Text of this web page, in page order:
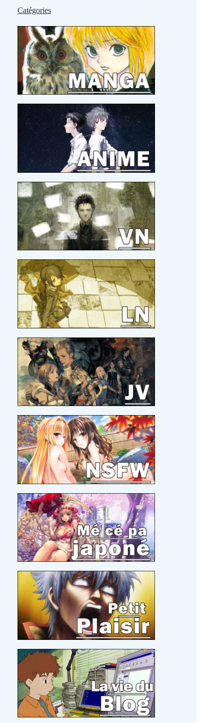
13/07/2026 :
05/07/2026 :Hâte de la réentendre dans quelques
jours à la Japan Expo.
2026/06/27 :Des promotions physiques chez
MangaGamer.
19/06/2026 :Kagami Games qui me régale.
06/06/2026 : J'ai assisté à un live drawing d'Hiro
Mashima !
29/05/2026 :Le roman Les Héros de la Galaxie en
français !?
ligne, c'est pour bientôt.
17/05/2026 :
Beat Valkyrie Ixsealen version
physique et
Umineko Naku, par MG.
14/05/2026 :
Hisano Ai à la Japan Expo 2026 avec
son groupe Akane ! C'est officiel !
10/05/2026 :
Zelda Twillight Princess
en version
ultime !!
03/05/2026 :
Le collègue Legendra, GoldenLeaf, a
publié une review surPier Solar.
bien !
21/04/2026 :Bientôt un nouveau voyage au Japon
pour Amo !
21/04/2026 :MAJ MOI ET MON BLOG
21/04/2026 :MAJ
SORTIR DE MA TÊTE EN TOUT
CONFORT
Catégories